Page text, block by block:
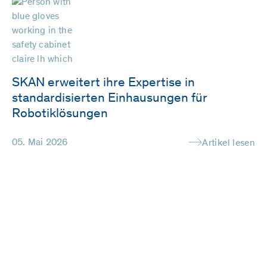
SKAN erweitert ihre Expertise in
standardisierten Einhausungen für
Robotiklösungen
05. Mai 2026 Artikel lesen